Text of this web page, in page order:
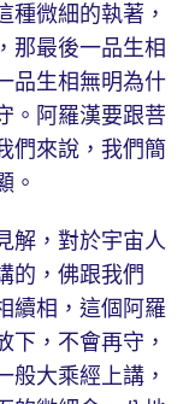
種微細的執著，
那最後一品生相
品生相無明為什
。阿羅漢要跟菩
們來說，我們簡
。
，對於宇宙人
的，佛跟我們
續相，這個阿羅
下，不會再守，
般大乘經上講，